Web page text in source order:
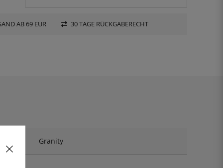
AB 69 EUR 30 TAGE RÜCKGABERECHT
Granity